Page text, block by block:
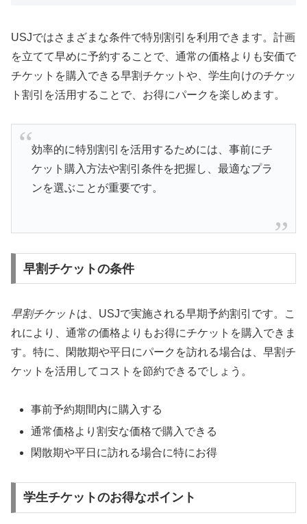
USJではさまざまな条件で特別割引を利用できます。計画
を立てて早めに予約することで、通常の価格よりも安価で
チケットを購入できる早割チケットや、学生向けのチケッ
ト割引を活用することで、お得にパークを楽しめます。
効率的に特別割引を活用するためには、事前にチ
ケット購入方法や割引条件を把握し、最適なプラ
ンを選ぶことが重要です。
早割チケットの条件
早割チケット は、USJで実施される早期予約割引です。こ
れにより、通常の価格よりもお得にチケットを購入できま
す。特に、閑散期や平日にパークを訪れる場合は、早割チ
ケットを活用してコストを節約できるでしょう。
事前予約期間内に購入する
通常価格より割安な価格で購入できる
閑散期や平日に訪れる場合に特にお得
学生チケットのお得なポイント